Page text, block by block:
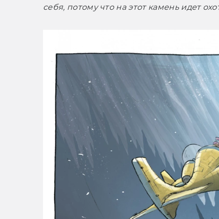
себя, потому что на этот камень идет